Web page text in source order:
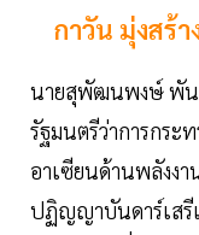
กาวัน มุ่งสร้
นายสุพัฒนพงษ์ พัน
รัฐมนตรีว่าการกระ
อาเซียนด้านพลังง
ปฏิญญาบันดาร์เสรี